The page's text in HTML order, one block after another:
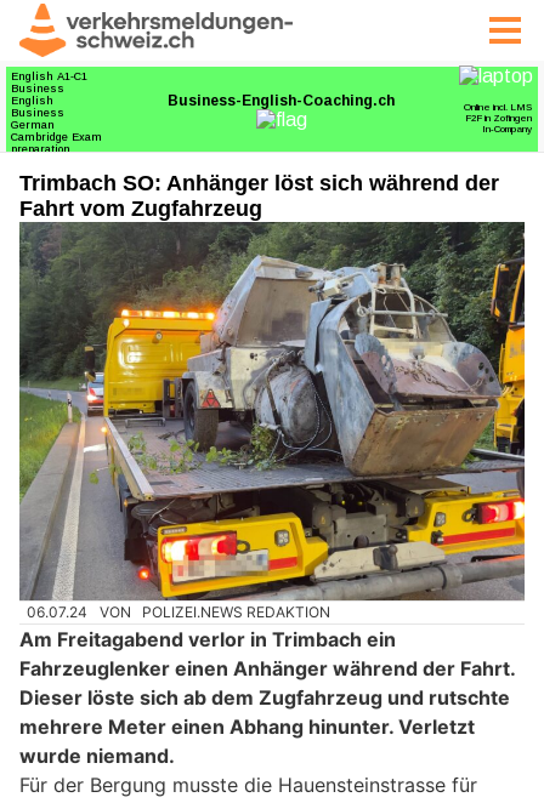
Trimbach SO: Anhänger löst sich während der
Fahrt vom Zugfahrzeug
06.07.24 VON POLIZEI.NEWS REDAKTION
Am Freitagabend verlor in Trimbach ein
Fahrzeuglenker einen Anhänger während der Fahrt.
Dieser löste sich ab dem Zugfahrzeug und rutschte
mehrere Meter einen Abhang hinunter. Verletzt
wurde niemand.
Für der Bergung musste die Hauensteinstrasse für